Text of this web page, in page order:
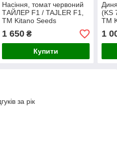
Насіння, томат червоний
ТАЙЛЕР F1 / TAJLER F1,
ТМ Kitano Seeds
(Нідерланди)
1 650₴
Купити
(KS
ТМ
1
за рік